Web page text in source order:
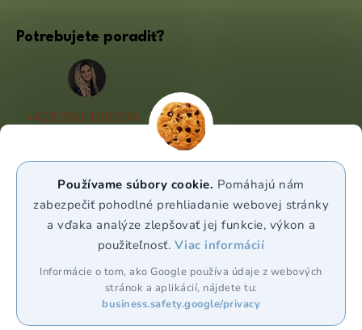
Používame súbory cookie. Pomáhajú nám
zabezpečiť pohodlné prehliadanie webovej stránky
a vďaka analýze zlepšovať jej funkcie, výkon a
použiteľnosť. Viac informácií
Informácie o tom, ako Google používa údaje z webových
stránok a aplikácií, nájdete tu:
business.safety.google/privacy
Potrebujete poradiť?
+421 950 105 034
WhatsApp
Sledujte nás